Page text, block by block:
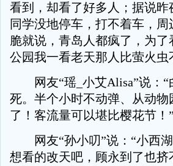
看到，却看了好多人；据说
同学没地停车，打不着车，
脆就说，青岛人都疯了，为
公园我一看老天那人比萤火虫
网友“瑶_小艾Alisa”说：“
死。半个小时不动弹、从动
了！客流量可以堪比樱花节！”
网友“孙小叨”说：“小西湖
想看的改天吧，顾永到了也